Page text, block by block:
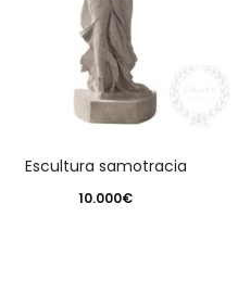
escultura samotracia
10.000€